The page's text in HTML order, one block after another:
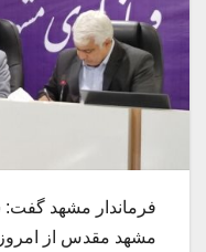
فرماندار مشهد
مشهد مقدس از امروز